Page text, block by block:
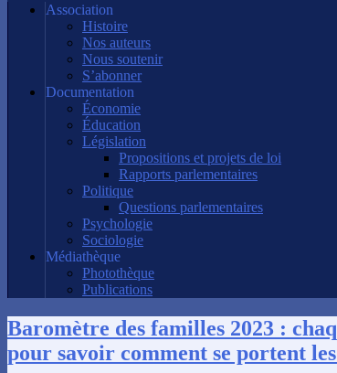
Association
Histoire
Nos auteurs
Nous soutenir
S’abonner
Documentation
Économie
Éducation
Législation
Propositions et projets de loi
Rapports parlementaires
Politique
Questions parlementaires
Psychologie
Sociologie
Médiathèque
Photothèque
Publications
Baromètre des familles 2023 :
pour savoir comment se portent